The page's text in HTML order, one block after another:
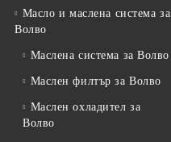
Масло и маслена система за
Волво
Маслена система за Волво
Маслен филтър за Волво
Маслен охладител за
Волво